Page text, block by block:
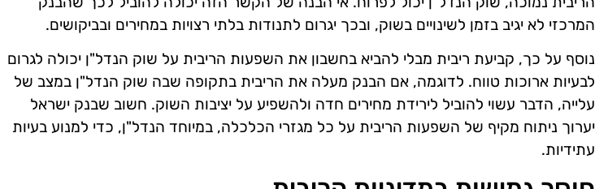
המרכזי לא יגיב בזמן לשינויים בשוק, ובכך יגרום לתנודות בלתי רצויות במחירים ובביקושים.
נוסף על כך, קביעת ריבית מבלי להביא בחשבון את השפעות הריבית על שוק הנדל"ן יכולה לגרום
לבעיות ארוכות טווח. לדוגמה, אם הבנק מעלה את הריבית בתקופה שבה שוק הנדל"ן במצב של
עלייה, הדבר עשוי להוביל לירידת מחירים חדה ולהשפיע על יציבות השוק. חשוב שבנק ישראל
יערוך ניתוח מקיף של השפעות הריבית על כל מגזרי הכלכלה, במיוחד הנדל"ן, כדי למנוע בעיות
עתידיות.